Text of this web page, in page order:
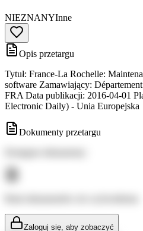
NIEZNANYInne
Opis przetargu
Tytuł: France-La Rochelle:
software Zamawiający:
FRA Data publikacji: 2016-04-01
Electronic Daily) - Unia Europejska
Dokumenty przetargu
Zaloguj się, aby zobaczyć